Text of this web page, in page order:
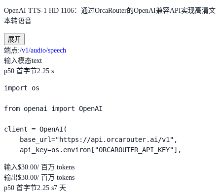
OpenAI TTS-1 HD 1106：通过OrcaRouter的OpenAI兼容API实现高清文
本转语音
展开
端点:/v1/audio/speech
输入模态text
p50 首字节2.25 s
import os
from openai import OpenAI
client = OpenAI(
    base_url="https://api.orcarouter.ai/v1",
    api_key=os.environ["ORCAROUTER_API_KEY"],
输入$30.00/ 百万 tokens
输出$30.00/ 百万 tokens
p50 首字节2.25 s7 天